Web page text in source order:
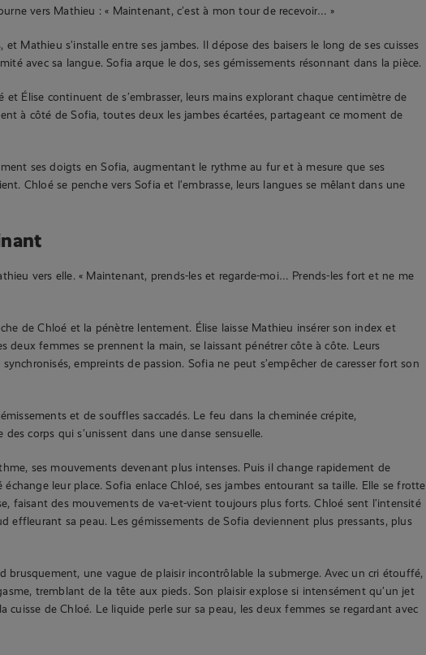
vers Mathieu : « Maintenant, c’est à mon tour de recevoir… »
et Mathieu s’installe entre ses jambes. Il dépose des baisers le long de ses cuisses
avec sa langue. Sofia arque le dos, ses gémissements résonnant dans la pièce.
et Élise continuent de s’embrasser, leurs mains explorant chaque centimètre de
à côté de Sofia, toutes deux les jambes écartées, partageant ce moment de
ses doigts en Sofia, augmentant le rythme au fur et à mesure que ses
Chloé se penche vers Sofia et l’embrasse, leurs langues se mêlant dans une
vers elle. « Maintenant, prends-les et regarde-moi… Prends-les fort et ne me
de Chloé et la pénètre lentement. Élise laisse Mathieu insérer son index et
deux femmes se prennent la main, se laissant pénétrer côte à côte. Leurs
empreints de passion. Sofia ne peut s’empêcher de caresser fort son
et de souffles saccadés. Le feu dans la cheminée crépite,
corps qui s’unissent dans une danse sensuelle.
ses mouvements devenant plus intenses. Puis il change rapidement de
échange leur place. Sofia enlace Chloé, ses jambes entourant sa taille. Elle se frotte
faisant des mouvements de va-et-vient toujours plus forts. Chloé sent l’intensité
effleurant sa peau. Les gémissements de Sofia deviennent plus pressants, plus
brusquement, une vague de plaisir incontrôlable la submerge. Avec un cri étouffé,
tremblant de la tête aux pieds. Son plaisir explose si intensément qu’un jet
cuisse de Chloé. Le liquide perle sur sa peau, les deux femmes se regardant avec